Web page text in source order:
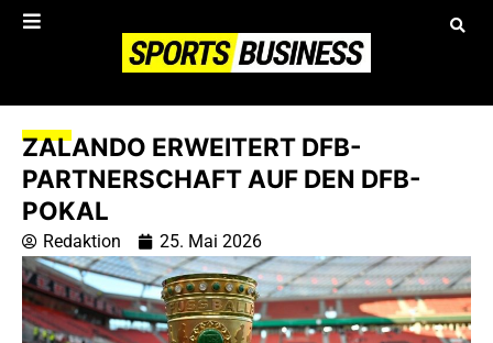
ZALANDO ERWEITERT DFB-
PARTNERSCHAFT AUF DEN DFB-
POKAL
Redaktion 25. Mai 2026